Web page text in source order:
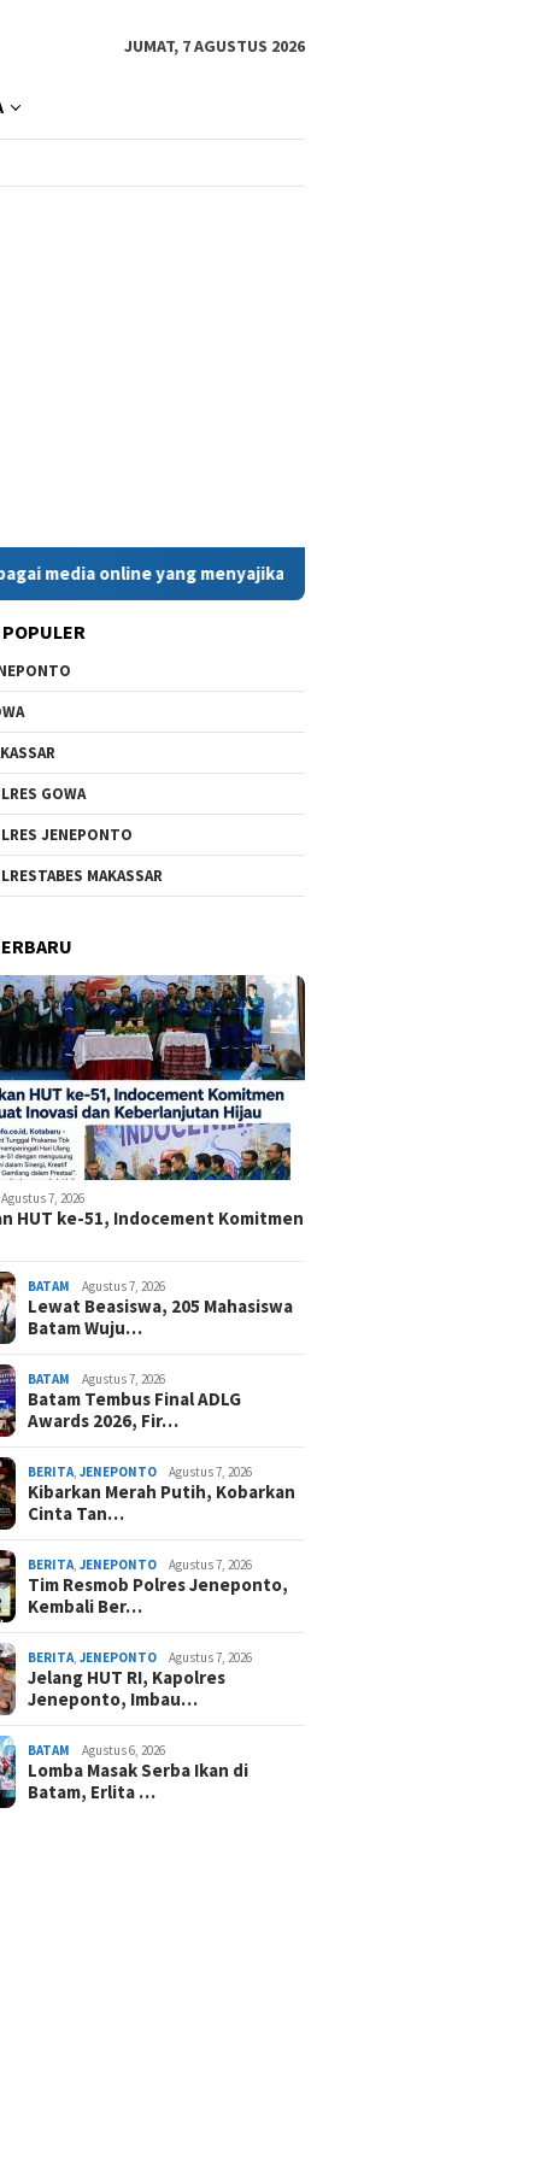
JUMAT, 7 AGUSTUS 2026
yang menyajikan berita cepat, faktual, dan berimbang.
GOWA
JENEPONTO
MAKASSAR
Agustus 7, 2026
HUT ke-51, Indocement Komitmen
BATAM Agustus 7, 2026
Lewat Beasiswa, 205 Mahasiswa
Batam Wuju…
BATAM Agustus 7, 2026
Batam Tembus Final ADLG
Awards 2026, Fir…
BERITA ,JENEPONTO Agustus 7, 2026
Kibarkan Merah Putih, Kobarkan
Cinta Tan…
BERITA ,JENEPONTO Agustus 7, 2026
Tim Resmob Polres Jeneponto,
Kembali Ber…
BERITA ,JENEPONTO Agustus 7, 2026
Jelang HUT RI, Kapolres
Jeneponto, Imbau…
BATAM Agustus 6, 2026
Lomba Masak Serba Ikan di
Batam, Erlita …